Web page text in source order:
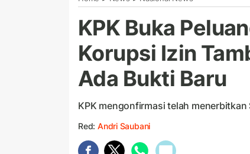
KPK Buka
Korupsi Izin
Ada Bukti Baru
KPK mengonfirmasi telah
Red: Andri Saubani